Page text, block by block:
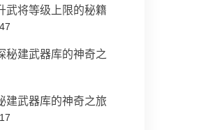
武将等级上限的秘籍
建武器库的神奇之旅